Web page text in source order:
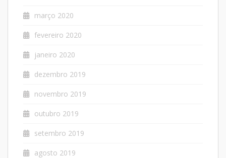
março 2020
fevereiro 2020
janeiro 2020
dezembro 2019
novembro 2019
outubro 2019
setembro 2019
agosto 2019